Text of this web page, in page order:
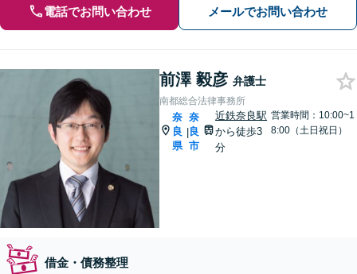
電話でお問い合わせ メールでお問い合わせ
前澤 毅彦 弁護士
南都総合法律事務所
奈
良
県
|
奈
良
市
近鉄奈良駅
から徒歩3
分
営業時間：10:00~1
8:00（土日祝日）
借金・債務整理